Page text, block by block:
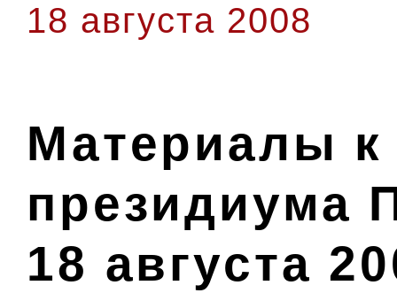
18 августа 2008
Материалы к
президиума
18 августа